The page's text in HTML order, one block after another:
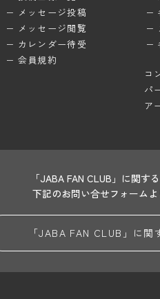
メッセージ投稿
メッセージ閲覧
カレンダー待受
会員規約
コ
パ
ア
「JABA FAN CLUB」に関す
下記のお問い合せフォームよ
「JABA FAN CLUB」に関